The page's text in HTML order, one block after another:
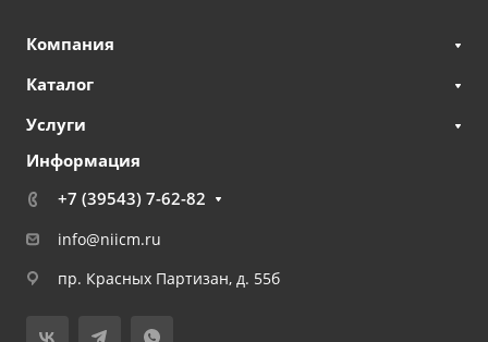
Компания
Каталог
Услуги
Информация
+7 (39543) 7-62-82
info@niicm.ru
пр. Красных Партизан, д. 55б